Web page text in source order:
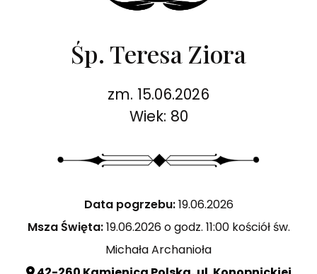
Śp. Teresa Ziora
zm. 15.06.2026
Wiek: 80
Data pogrzebu:19.06.2026
Msza Święta:19.06.2026 o godz. 11:00 kościół św.
Michała Archanioła